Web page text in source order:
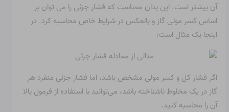
آن بیشتر است. این بدان معناست که فشار جزئی را می توان بر
اساس کسر مولی گاز و بالعکس در شرایط خاص محاسبه کرد. در
اینجا یک مثال است:
اگر فشار کل و کسر مولی مشخص باشد، اما فشار جزئی منفرد هر
گاز در یک مخلوط ناشناخته باشد، می‌توانید با استفاده از فرمول بالا
آن را محاسبه کنید.